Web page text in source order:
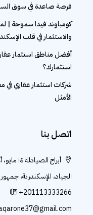
فرصة صاعدة في سوق
كومباوند فيدا سموحة |
والاستثمار في قلب
استثمارك؟
شركات استثمار عقاري في
الأمثل
اتصل بنا
أبراج
الجياد، الإسكندرية،
+201113333266